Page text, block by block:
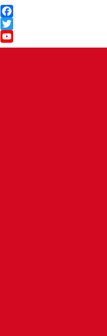
Facebook
Twitter
YouTube